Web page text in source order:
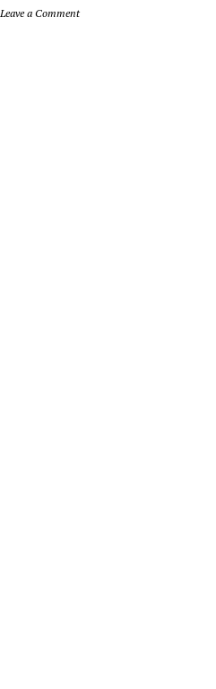
Leave a Comment